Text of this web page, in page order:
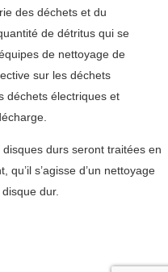
des déchets et du
de détritus qui se
de nettoyage de
sur les déchets
déchets électriques et
durs seront traitées en
s’agisse d’un nettoyage
dur.